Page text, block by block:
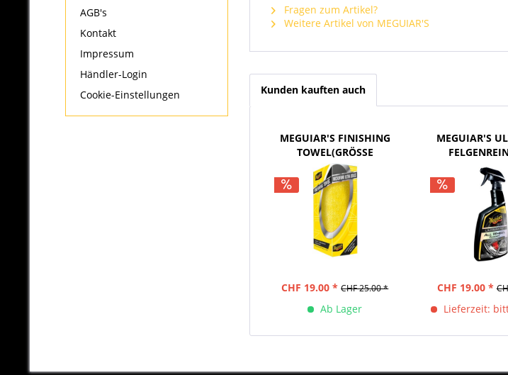
AGB's
Kontakt
Impressum
Händler-Login
Cookie-Einstellungen
Fragen zum Artikel?
Weitere Artikel von MEGUIAR'S
Kunden kauften auch
MEGUIAR'S FINISHING
TOWEL(GRÖSSE
30x45CM)
CHF 19.00 * CHF 25.00 *
Ab Lager
MEGUIAR'S
(709ml)
CHF 19.00 *
Lieferzeit: